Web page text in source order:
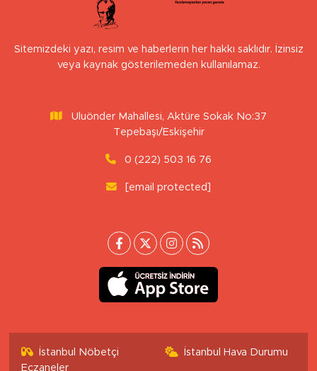
Sitemizdeki yazı, resim ve haberlerin her hakkı saklıdır. İzinsiz
veya kaynak gösterilemeden kullanılamaz.
Uluönder Mahallesi, Aktüre Sokak No:37
Tepebaşı/Eskişehir
0 (222) 503 16 76
[email protected]
İstanbul Nöbetçi
Eczaneler
İstanbul Hava Durumu